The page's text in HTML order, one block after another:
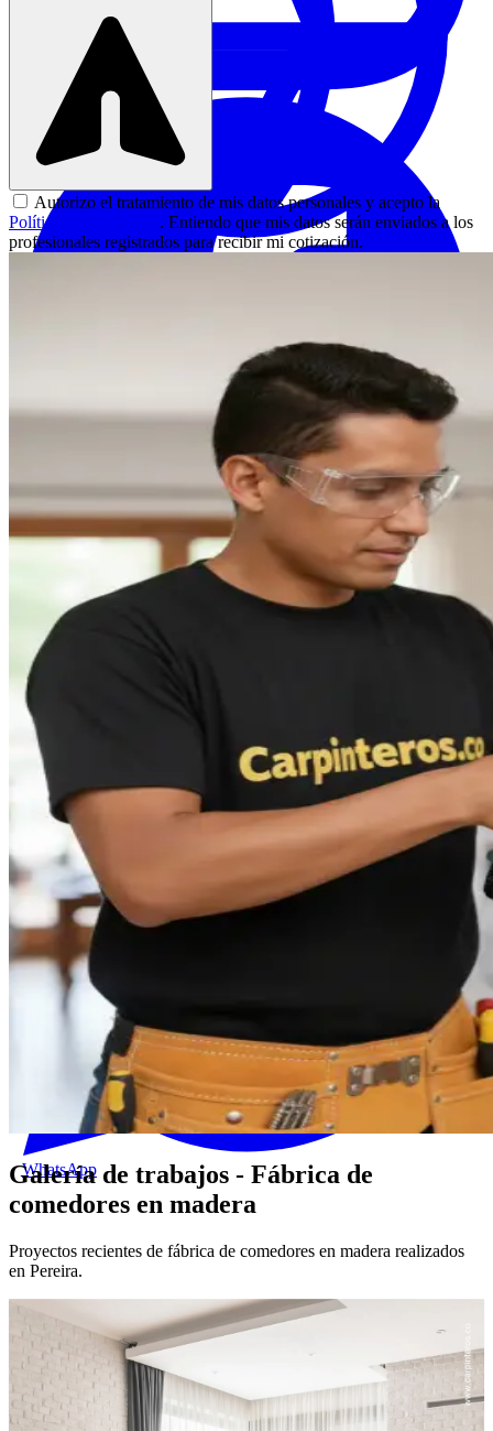
Álamos
transformamos hogares a través del diseño y la innovación. Nos
especializamos en cocinas integrales y clósets que optimizan
cada rincón de tu casa, co...
Cotizar servicio
WhatsApp
WhatsApp
Autorizo el tratamiento de mis datos personales y acepto la
Política de Privacidad . Entiendo que mis datos serán enviados a los
profesionales registrados para recibir mi cotización.
Galería de trabajos - Fábrica de
comedores en madera
Proyectos recientes de fábrica de comedores en madera realizados
en Pereira.